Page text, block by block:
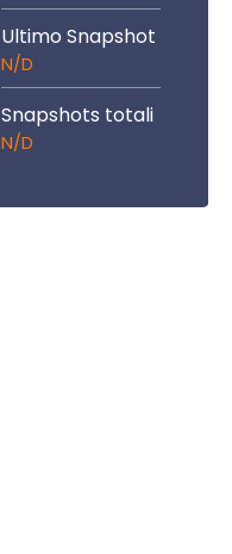
Ultimo Snapshot
N/D
Snapshots totali
N/D